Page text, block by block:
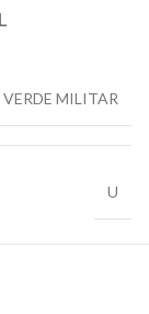
VERDE MILITAR
U